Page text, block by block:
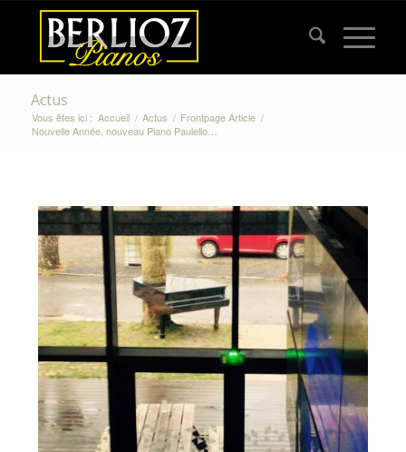
Actus
Vous êtes ici : Accueil / Actus / Frontpage Article /
Nouvelle Année, nouveau Piano Paulello…